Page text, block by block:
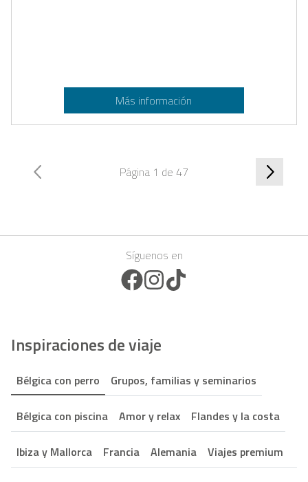
Más información
Página 1 de 47
Síguenos en
Facebook Icon
Instagram Icon
Inspiraciones de viaje
Bélgica con perro Grupos, familias y seminarios
Bélgica con piscina Amor y relax Flandes y la costa
Ibiza y Mallorca Francia Alemania Viajes premium